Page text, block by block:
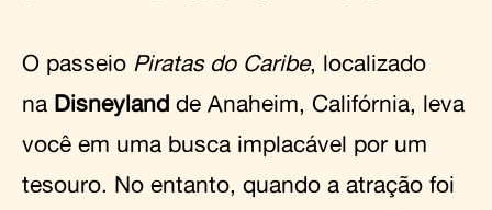
O passeio Piratas do Caribe, localizado
na Disneyland de Anaheim, Califórnia, leva
você em uma busca implacável por um
tesouro. No entanto, quando a atração foi